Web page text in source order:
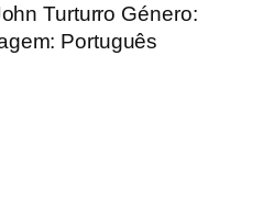
Turturro Género:
Português